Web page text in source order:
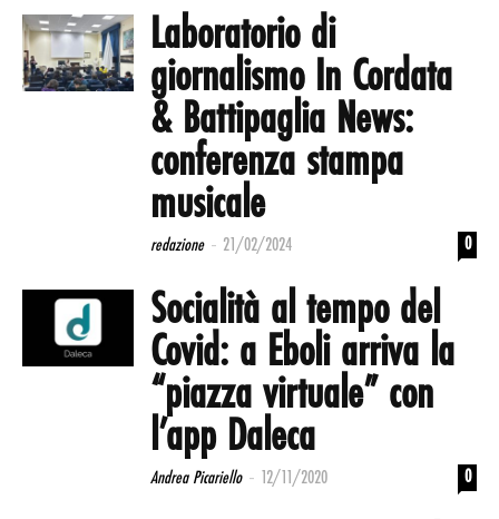
Laboratorio di
giornalismo In Cordata
& Battipaglia News:
conferenza stampa
musicale
redazione - 21/02/2024 0
Socialità al tempo del
Covid: a Eboli arriva la
“piazza virtuale” con
l’app Daleca
Andrea Picariello - 12/11/2020 0